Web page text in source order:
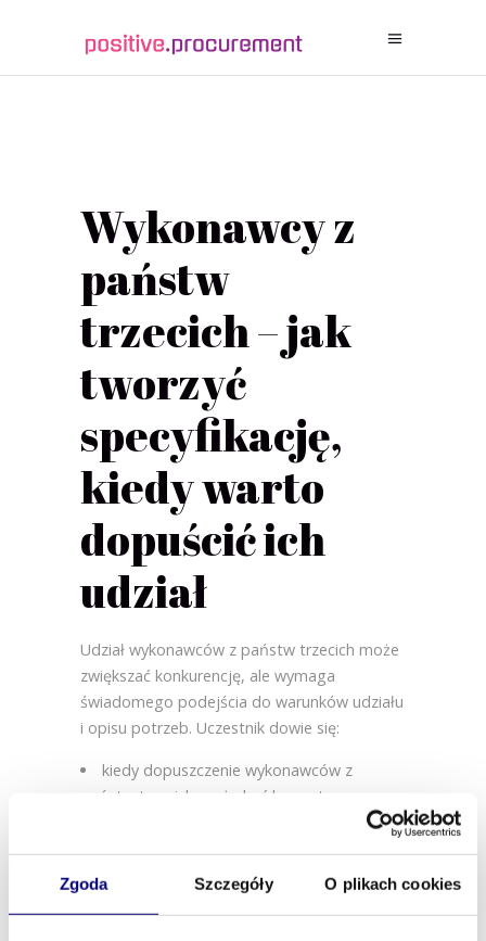
Zgoda Szczegóły O plikach cookies
Wykonawcy z
państw
trzecich – jak
tworzyć
specyfikację,
kiedy warto
dopuścić ich
udział
Udział wykonawców z państw trzecich może
zwiększać konkurencję, ale wymaga
świadomego podejścia do warunków udziału
i opisu potrzeb. Uczestnik dowie się:
kiedy dopuszczenie wykonawców z
państw trzecich może być korzystne z
zachować przejrzystość, bezpieczeństwo i